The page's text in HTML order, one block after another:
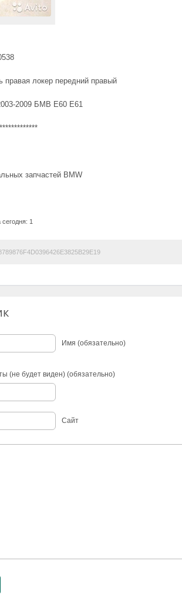
правая локер передний правый
2009 БМВ Е60 Е61
запчастей BMW
1
Имя (обязательно)
(не будет виден) (обязательно)
Сайт